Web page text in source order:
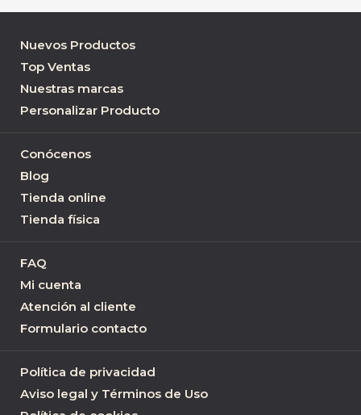
Nuevos Productos
Top Ventas
Nuestras marcas
Personalizar Producto
Conócenos
Blog
Tienda online
Tienda física
FAQ
Mi cuenta
Atención al cliente
Formulario contacto
Política de privacidad
Aviso legal y Términos de Uso